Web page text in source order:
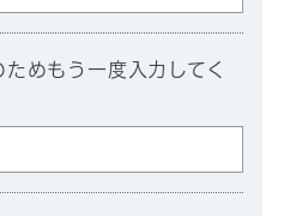
めもう一度入力してく